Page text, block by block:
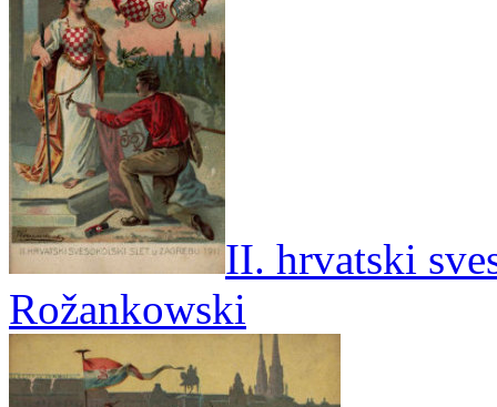
II. hrvatski
Rožankowski